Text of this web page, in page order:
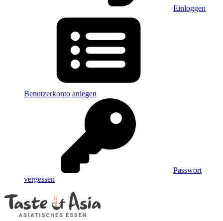
Einloggen
Benutzerkonto anlegen
Passwort
vergessen